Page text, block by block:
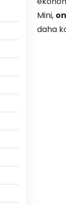
Mini,
daha